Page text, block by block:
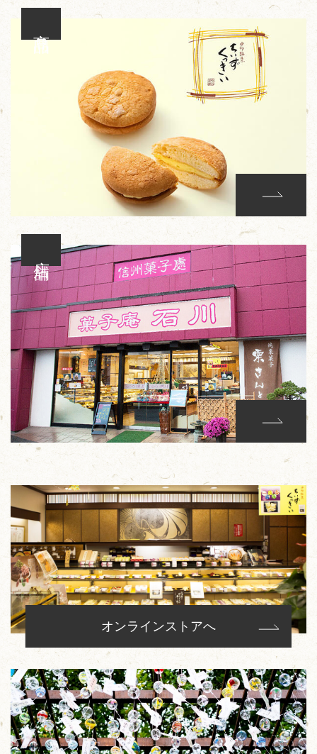
オンラインストアへ